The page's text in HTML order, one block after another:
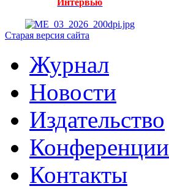
Интервью
Старая версия сайта
Журнал
Новости
Издательство
Конференции
Контакты